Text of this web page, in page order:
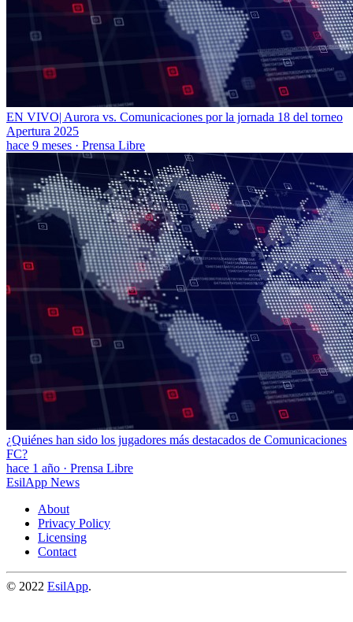
EN VIVO| Aurora vs. Comunicaciones por la jornada 18 del torneo
Apertura 2025
hace 9 meses · Prensa Libre
¿Quiénes han sido los jugadores más destacados de Comunicaciones
FC?
hace 1 año · Prensa Libre
EsilApp News
About
Privacy Policy
Licensing
Contact
© 2022 EsilApp.